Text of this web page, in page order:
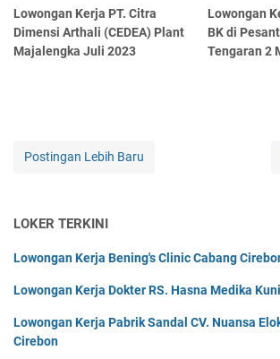
Lowongan Kerja PT. Citra
Dimensi Arthali (CEDEA) Plant
Majalengka Juli 2023
Lowongan
BK di
Tengaran 2
Postingan Lebih Baru
LOKER TERKINI
Lowongan Kerja Bening's Clinic Cabang
Lowongan Kerja Dokter RS. Hasna Medika
Lowongan Kerja Pabrik Sandal CV. Nuansa
Cirebon